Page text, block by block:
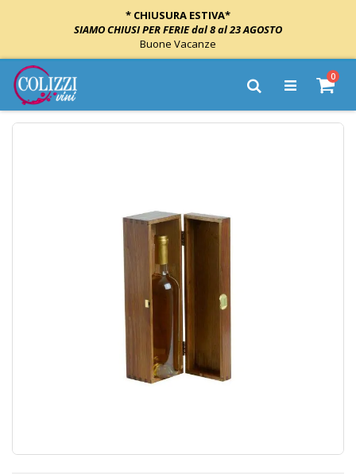
* CHIUSURA ESTIVA*
SIAMO CHIUSI PER FERIE dal 8 al 23 AGOSTO
Buone Vacanze
Salta
al
contenuto
Cart
0
Cerca
Vai